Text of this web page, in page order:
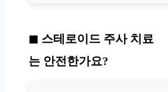
스테로이드 주사 치료
는 안전한가요?